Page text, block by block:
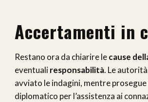
Accertamenti in
Restano ora da chiarire lecause
eventualiresponsabilità. Le
avviato le indagini, mentre
diplomatico per l’assistenza ai